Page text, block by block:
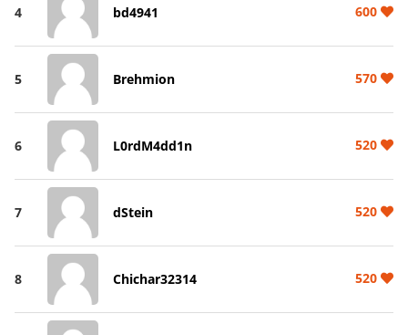
4 bd4941 600
5 Brehmion 570
6 L0rdM4dd1n 520
7 dStein 520
8 Chichar32314 520